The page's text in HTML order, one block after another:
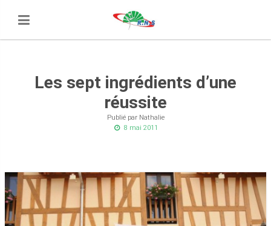
Les sept ingrédients d’une
réussite
Publié par Nathalie
8 mai 2011